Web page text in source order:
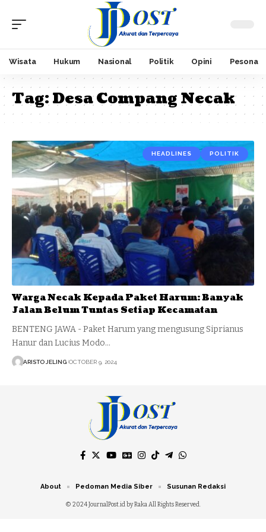
Wisata Hukum Nasional Politik Opini Pesona
Tag:Desa Compang Necak
HEADLINES POLITIK
Warga Necak Kepada Paket Harum: Banyak
Jalan Belum Tuntas Setiap Kecamatan
BENTENG JAWA - Paket Harum yang mengusung Siprianus
Hanur dan Lucius Modo…
ARISTO JELING OCTOBER 9, 2024
© 2024 JournalPost.id by Raka All Rights Reserved.
About Pedoman Media Siber Susunan Redaksi